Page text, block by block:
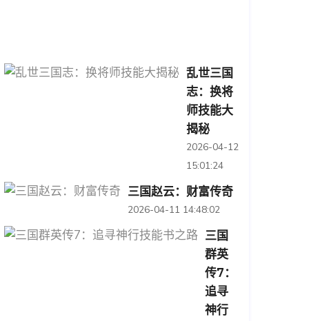
乱世三国
志：换将
师技能大
揭秘
2026-04-12
15:01:24
三国赵云：财富传奇
2026-04-11 14:48:02
三国
群英
传7：
追寻
神行